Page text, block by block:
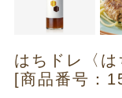
はちドレ〈
[商品番号：